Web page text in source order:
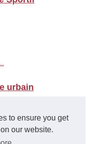
to ensure you get
our website.
urbain